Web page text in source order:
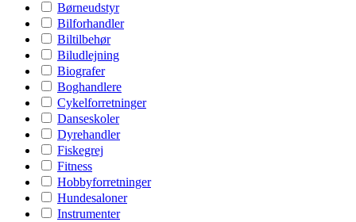
Børneudstyr
Bilforhandler
Biltilbehør
Biludlejning
Biografer
Boghandlere
Cykelforretninger
Danseskoler
Dyrehandler
Fiskegrej
Fitness
Hobbyforretninger
Hundesaloner
Instrumenter